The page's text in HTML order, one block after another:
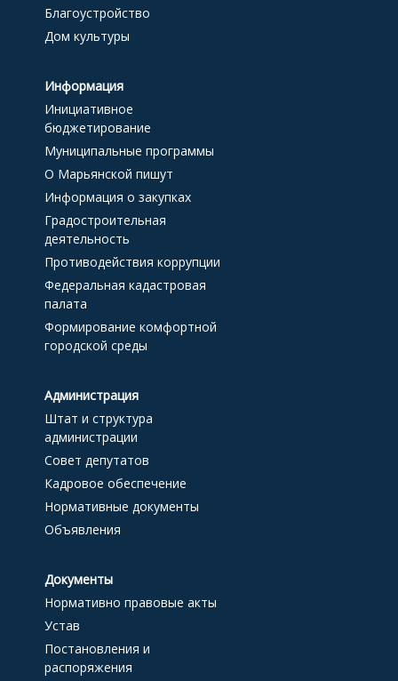
Благоустройство
Дом культуры
Информация
Инициативное
бюджетирование
Муниципальные программы
О Марьянской пишут
Информация о закупках
Градостроительная
деятельность
Противодействия коррупции
Федеральная кадастровая
палата
Формирование комфортной
городской среды
Администрация
Штат и структура
администрации
Совет депутатов
Кадровое обеспечение
Нормативные документы
Объявления
Документы
Нормативно правовые акты
Устав
Постановления и
распоряжения